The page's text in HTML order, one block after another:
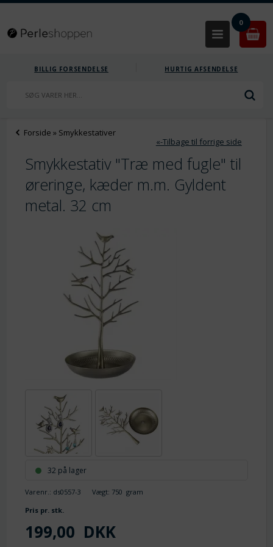
0
BILLIG FORSENDELSE HURTIG AFSENDELSE
Forside » Smykkestativer
«-Tilbage til forrige side
Smykkestativ "Træ med fugle" til
øreringe, kæder m.m. Gyldent
metal. 32 cm
32 på lager
Varenr.: ds0557-3 Vægt: 750 gram
Pris pr. stk.
199,00 DKK